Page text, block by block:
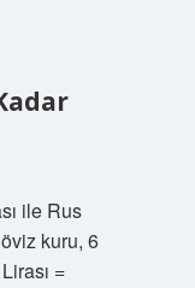
ile Rus
kuru, 6
=